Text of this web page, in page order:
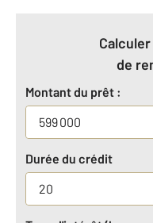
de
Montant du prêt :
Durée du crédit